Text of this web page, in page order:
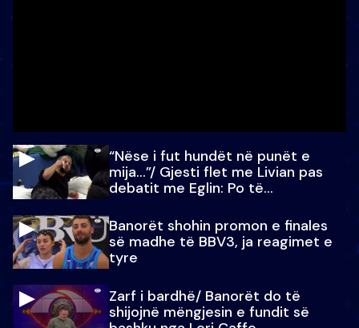
“Nëse i fut hundët në punët e
mija…”/ Gjesti flet me Livian pas
debatit me Eglin: Po të
Banorët shohin promon e finales
së madhe të BBV3, ja reagimet e
tyre
Zarf i bardhë/ Banorët do të
shijojnë mëngjesin e fundit së